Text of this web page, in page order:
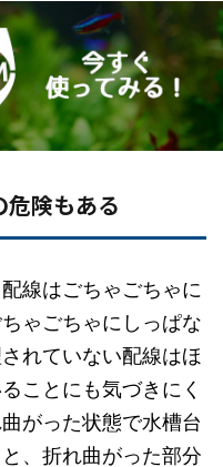
険もある
線はごちゃごちゃに
ゃごちゃにしっぱな
れていない配線はほ
ことにも気づきにく
がった状態で水槽台
、折れ曲がった部分